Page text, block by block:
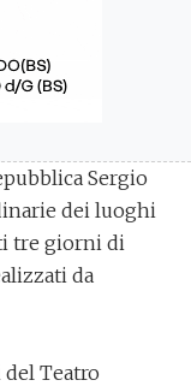
Sergio
dei luoghi
tre giorni di
da
del Teatro